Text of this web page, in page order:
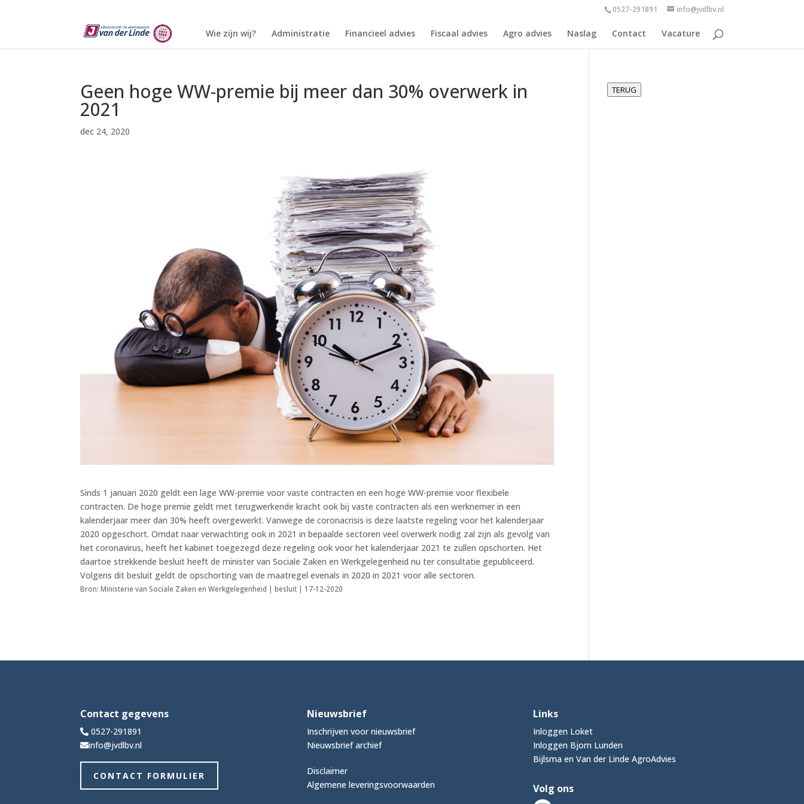
0527-291891 info@jvdlbv.nl
Wie zijn wij? Administratie Financieel advies Fiscaal advies Agro advies Naslag Contact Vacature
Geen hoge WW-premie bij meer dan 30% overwerk in
2021
dec 24, 2020
Sinds 1 januari 2020 geldt een lage WW-premie voor vaste contracten en een hoge WW-premie voor flexibele
contracten. De hoge premie geldt met terugwerkende kracht ook bij vaste contracten als een werknemer in een
kalenderjaar meer dan 30% heeft overgewerkt. Vanwege de coronacrisis is deze laatste regeling voor het kalenderjaar
2020 opgeschort. Omdat naar verwachting ook in 2021 in bepaalde sectoren veel overwerk nodig zal zijn als gevolg van
het coronavirus, heeft het kabinet toegezegd deze regeling ook voor het kalenderjaar 2021 te zullen opschorten. Het
daartoe strekkende besluit heeft de minister van Sociale Zaken en Werkgelegenheid nu ter consultatie gepubliceerd.
Volgens dit besluit geldt de opschorting van de maatregel evenals in 2020 in 2021 voor alle sectoren.
Bron: Ministerie van Sociale Zaken en Werkgelegenheid | besluit | 17-12-2020
TERUG
Contact gegevens
0527-291891
info@jvdlbv.nl
CONTACT FORMULIER
Nieuwsbrief
Inschrijven voor nieuwsbrief
Nieuwsbrief archief
Disclaimer
Algemene leveringsvoorwaarden
Links
Inloggen Loket
Inloggen Bjorn Lunden
Bijlsma en Van der Linde AgroAdvies
Volg ons